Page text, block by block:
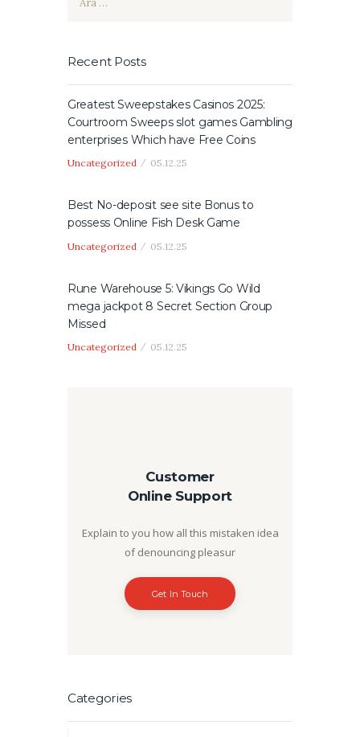
Recent Posts
Greatest Sweepstakes Casinos 2025:
Courtroom Sweeps slot games Gambling
enterprises Which have Free Coins
Uncategorized 05.12.25
Best No-deposit see site Bonus to
possess Online Fish Desk Game
Uncategorized 05.12.25
Rune Warehouse 5: Vikings Go Wild
mega jackpot 8 Secret Section Group
Missed
Uncategorized 05.12.25
Customer
Online Support
Explain to you how all this mistaken idea
of denouncing pleasur
Get In Touch
Categories